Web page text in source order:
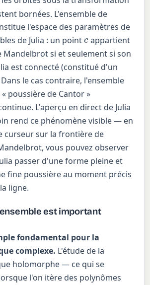
bornées. L'ensemble de
l'espace des paramètres de
de Julia : un pointcappartient
Mandelbrot si et seulement si son
est connecté (constitué d'un
le cas contraire, l'ensemble
« poussière de Cantor »
L'aperçu en direct de Julia
rend ce phénomène visible — en
curseur sur la frontière de
vous pouvez observer
passer d'une forme pleine et
fine poussière au moment précis
ligne.
est important
fondamental pour la
complexe. L'étude de la
holomorphe — ce qui se
l'on itère des polynômes